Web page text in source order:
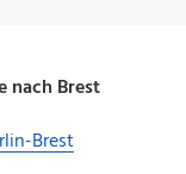
nach Brest
Brest